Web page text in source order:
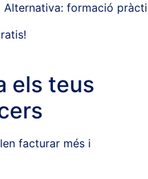
formació
els teus
facturar més i